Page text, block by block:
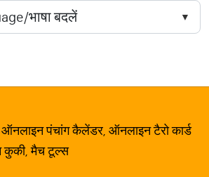
पंचांग कैलेंडर, ऑनलाइन टैरो कार्ड
कुकी, मैच टूल्स